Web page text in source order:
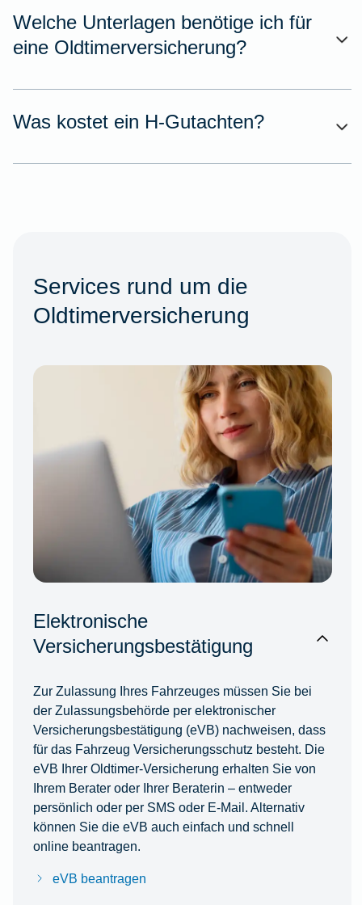
Welche Unterlagen benötige ich für
eine Oldtimerversicherung?
Was kostet ein H-Gutachten?
Services rund um die
Oldtimerversicherung
Elektronische
Versicherungsbestätigung
Zur Zulassung Ihres Fahrzeuges müssen Sie bei
der Zulassungsbehörde per elektronischer
Versicherungsbestätigung (eVB) nachweisen, dass
für das Fahrzeug Versicherungsschutz besteht. Die
eVB Ihrer Oldtimer-Versicherung erhalten Sie von
Ihrem Berater oder Ihrer Beraterin – entweder
persönlich oder per SMS oder E-Mail. Alternativ
können Sie die eVB auch einfach und schnell
online beantragen.
eVB beantragen